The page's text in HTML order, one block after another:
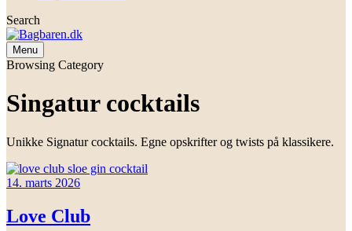
Search
Menu
Browsing Category
Singatur cocktails
Unikke Signatur cocktails. Egne opskrifter og twists på klassikere.
14. marts 2026
Love Club